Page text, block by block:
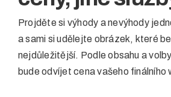
Projděte si výhody a nevýhody
a sami si udělejte obrázek, které
nejdůležitější. Podle obsahu a
bude odvíjet cena vašeho finálního